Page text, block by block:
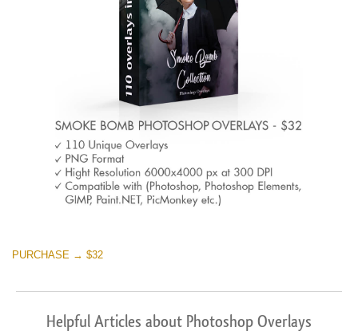
PURCHASE → $32
Helpful Articles about Photoshop Overlays